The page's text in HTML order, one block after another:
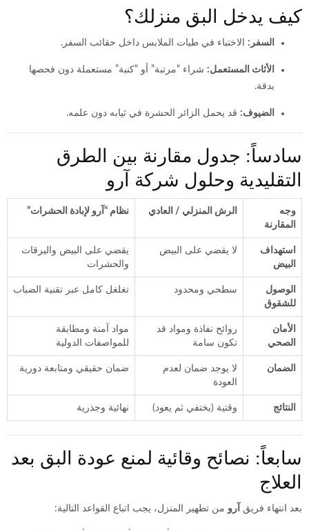
كيف يدخل البق منزلك؟
السفر: الاختباء في طيات الملابس داخل حقائب السفر.
الأثاث المستعمل: شراء “مرتبة” أو “كنبة” مستعملة دون فحصها
بدقة.
الضيوف: قد يحمل الزائر الحشرة في ثيابه دون علمه.
سادساً: جدول مقارنة بين الطرق
التقليدية وحلول شركة آرو
وجه
المقارنة
الرش المنزلي / العادي نظام “آرو لإبادة الحشرات”
استهداف
البيض
لا يقضي على البيض
يقضي على البيض واليرقات
والحشرات
الوصول
للشقوق
سطحي ومحدود تغلغل كامل عبر تقنية الضباب
الأمان
الصحي
روائح نفاذة ومواد قد
تكون سامة
مواد آمنة ومطابقة
للمواصفات الدولية
الضمان
لا يوجد ضمان لعدم
العودة
ضمان حقيقي ومتابعة دورية
النتائج وقتية (يختفي ثم يعود) نهائية وجذرية
سابعاً: نصائح وقائية لمنع عودة البق بعد
العلاج
بعد انتهاء فريق آرو من تطهير المنزل، يجب اتباع القواعد التالية: